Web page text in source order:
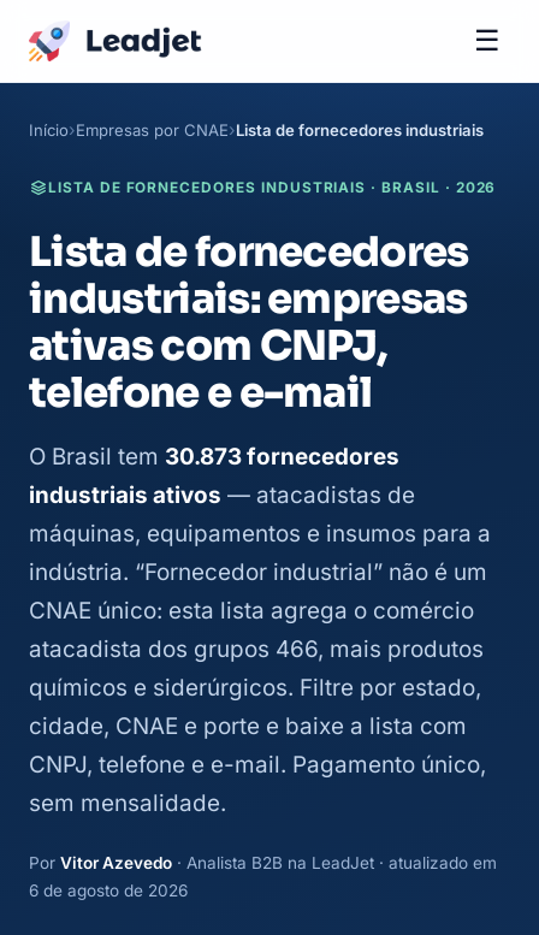
☰
Início Empresas por CNAE Lista de fornecedores industriais
LISTA DE FORNECEDORES INDUSTRIAIS · BRASIL · 2026
Lista de fornecedores
industriais: empresas
ativas com CNPJ,
telefone e e-mail
O Brasil tem 30.873 fornecedores
industriais ativos — atacadistas de
máquinas, equipamentos e insumos para a
indústria. “Fornecedor industrial” não é um
CNAE único: esta lista agrega o comércio
atacadista dos grupos 466, mais produtos
químicos e siderúrgicos. Filtre por estado,
cidade, CNAE e porte e baixe a lista com
CNPJ, telefone e e-mail. Pagamento único,
sem mensalidade.
Por Vitor Azevedo · Analista B2B na LeadJet · atualizado em
6 de agosto de 2026